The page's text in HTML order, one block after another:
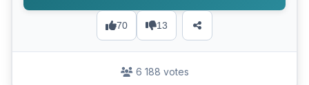
70 13
6 188 votes